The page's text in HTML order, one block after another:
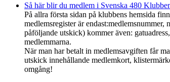
Så här blir du medlem i Svenska 480
På allra första sidan på klubbens hemsida
medlemsregister är
påföljande utskick) kommer även:
medlemmarna.
När man har betalt in medlemsavgiften får
utskick innehållande medlemkort,
omgång!